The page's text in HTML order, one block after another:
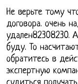
Не верьте тому
договора. очень
удален82308230.
буду. То
обратитесь в
экспертную